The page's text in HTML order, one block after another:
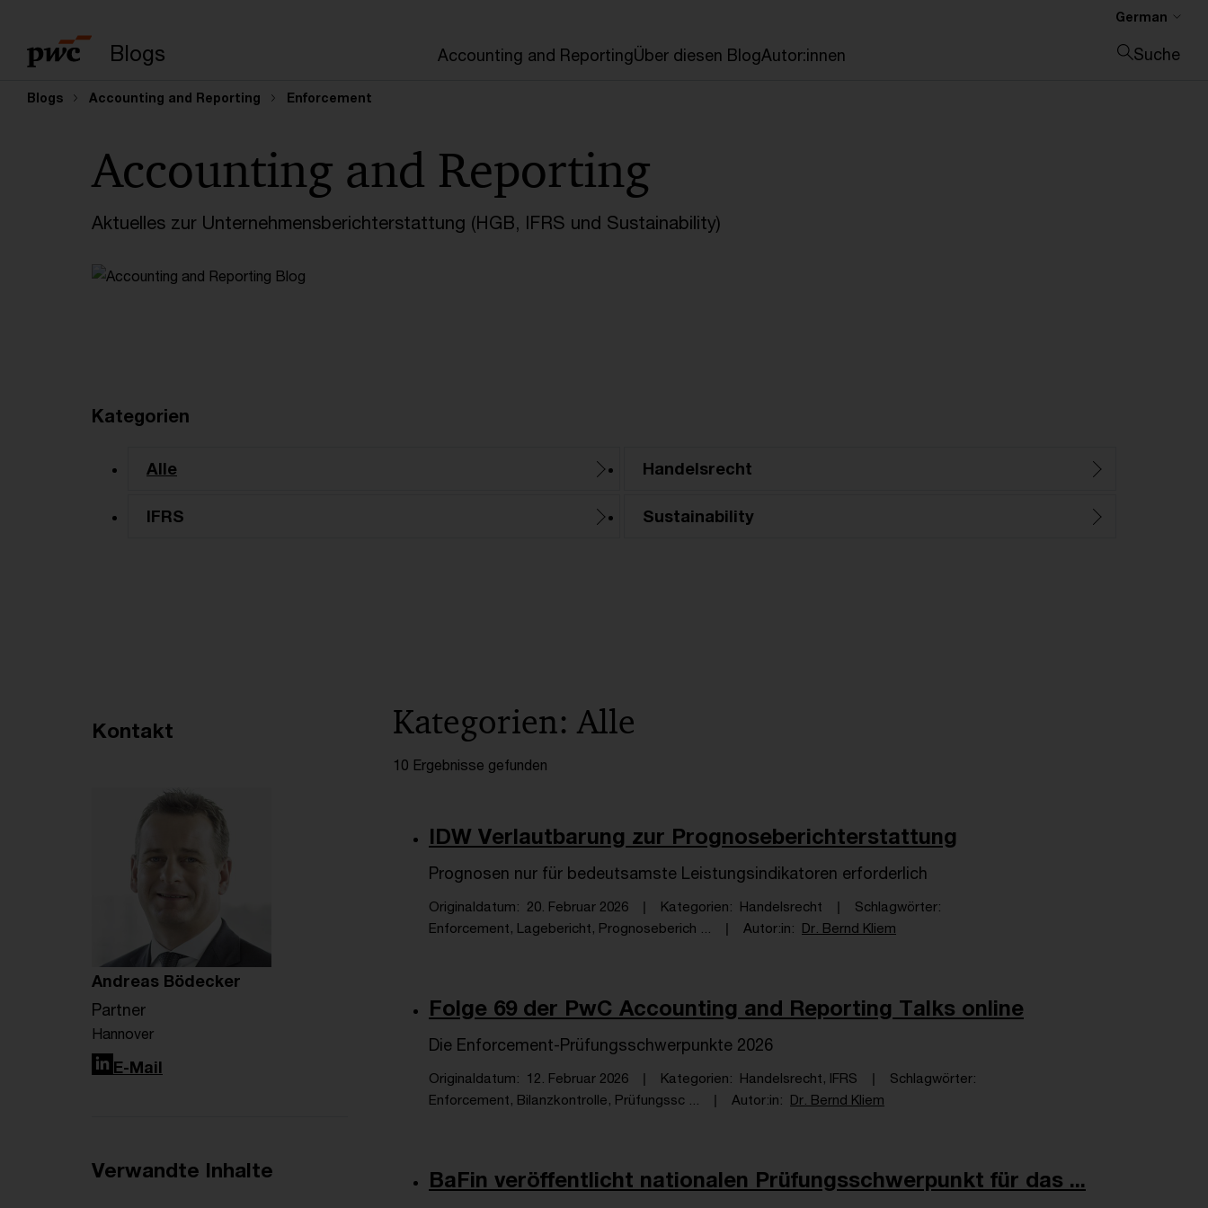
Blogs Accounting and ReportingÜber diesen BlogAutor:innen
German
Suche
Suche schließen
Blogs Accounting and Reporting Enforcement
Accounting and Reporting
Aktuelles zur Unternehmensberichterstattung (HGB, IFRS und Sustainability)
Kategorien
Alle Handelsrecht
IFRS Sustainability
Kategorien: Alle
10 Ergebnisse gefunden
IDW Verlautbarung zur Prognoseberichterstattung
Prognosen nur für bedeutsamste Leistungsindikatoren erforderlich
Originaldatum 20. Februar 2026 Kategorien Handelsrecht
Schlagwörter
Enforcement, Lagebericht, Prognoseberich ...
Autor:in Dr. Bernd Kliem
Folge 69 der PwC Accounting and Reporting Talks online
Die Enforcement-Prüfungsschwerpunkte 2026
Originaldatum 12. Februar 2026 Kategorien Handelsrecht, IFRS
Schlagwörter
Enforcement, Bilanzkontrolle, Prüfungssc ...
Autor:in Dr. Bernd Kliem
BaFin veröffentlicht nationalen Prüfungsschwerpunkt für das ...
Empfohlene Artikel
Kontakt
Andreas Bödecker
Partner
Hannover
LinkedIn
E-Mail
Verwandte Inhalte